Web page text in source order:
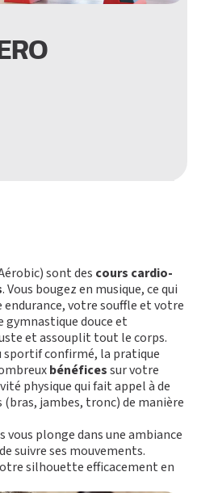
sont des cours cardio-
. Vous bougez en musique, ce qui
votre souffle et votre
gymnastique douce et
et assouplit tout le corps.
sportif confirmé, la pratique
bénéficessur votre
physique qui fait appel à de
jambes, tronc) de manière
vous plonge dans une ambiance
suivre ses mouvements.
silhouette efficacement en